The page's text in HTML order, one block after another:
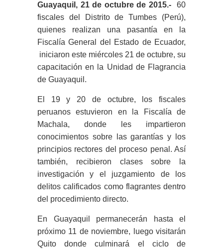
Guayaquil, 21 de octubre de 2015.-60
fiscales del Distrito de Tumbes (Perú),
quienes realizan una pasantía en la
Fiscalía General del Estado de Ecuador,
iniciaron este miércoles 21 de octubre, su
capacitación en la Unidad de Flagrancia
de Guayaquil.
El 19 y 20 de octubre, los fiscales
peruanos estuvieron en la Fiscalía de
Machala, donde les impartieron
conocimientos sobre las garantías y los
principios rectores del proceso penal. Así
también, recibieron clases sobre la
investigación y el juzgamiento de los
delitos calificados como flagrantes dentro
del procedimiento directo.
En Guayaquil permanecerán hasta el
próximo 11 de noviembre, luego visitarán
Quito donde culminará el ciclo de